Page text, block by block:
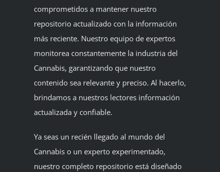
comprometidos a mantener nuestro
repositorio actualizado con la información
más reciente. Nuestro equipo de expertos
monitorea constantemente la industria del
Cannabis, garantizando que nuestro
contenido sea relevante y preciso. Al hacerlo,
brindamos a nuestros lectores información
actualizada y confiable.
Ya seas un recién llegado al mundo del
Cannabis o un experto experimentado,
nuestro completo repositorio está diseñado